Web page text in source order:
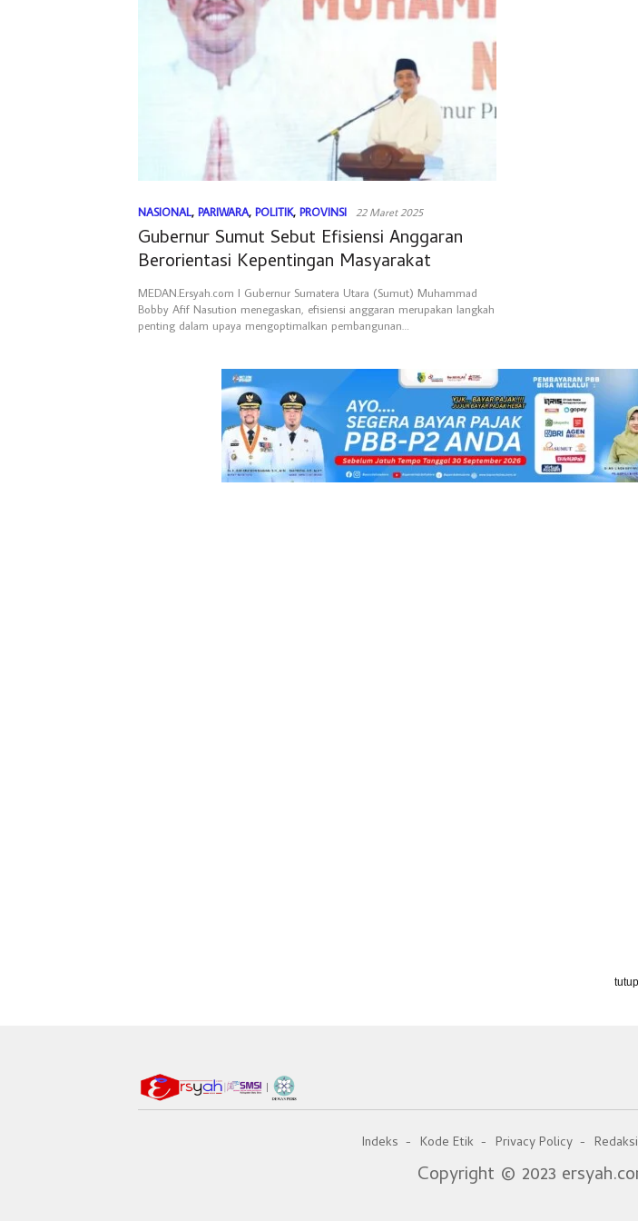
NASIONAL, PARIWARA, POLITIK, PROVINSI 22 Maret 2025
Gubernur Sumut Sebut Efisiensi Anggaran
Berorientasi Kepentingan Masyarakat
MEDAN.Ersyah.com l Gubernur Sumatera Utara (Sumut) Muhammad
Bobby Afif Nasution menegaskan, efisiensi anggaran merupakan langkah
penting dalam upaya mengoptimalkan pembangunan…
Indeks Kode Etik Privacy Policy Redaksi
Copyright © 2023
tutup